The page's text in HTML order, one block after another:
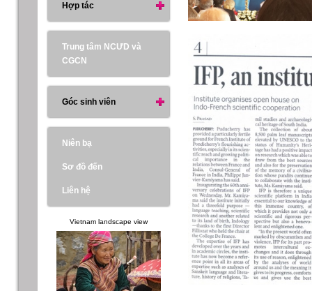
Hợp tác
Trung tâm NCƯD và
CGCN
Góc sinh viên
Niên bạ
Sơ đồ đến
Liên hệ
Vietnam landscape view